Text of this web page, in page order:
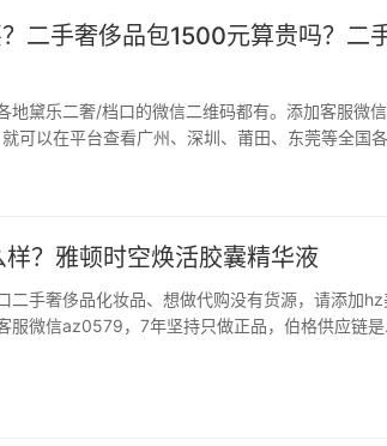
二手奢侈品包1500元算贵吗？二
地黛乐二奢/档口的微信二维码都有。添加客服微信
可以在平台查看广州、深圳、莆田、东莞等全国
的黛乐二奢一手货源，直接对接一手货源代发，一
？雅顿时空焕活胶囊精华液
二手奢侈品化妆品、想做代购没有货源，请添加hz
服微信az0579，7年坚持只做正品，伯格供应链